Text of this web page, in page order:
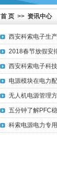
首 页 >> 资讯中心
西安科索电子生
2018春节放假安
西安科索电子科
电源模块在电力
无人机电源管理
五分钟了解PFC
科索电源电力专